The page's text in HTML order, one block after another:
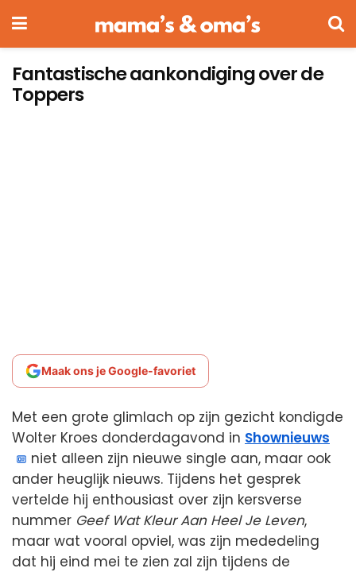
Fantastische aankondiging over de
Toppers
Maak ons je Google-favoriet
Met een grote glimlach op zijn gezicht kondigde
Wolter Kroes donderdagavond in Shownieuws
niet alleen zijn nieuwe single aan, maar ook
ander heuglijk nieuws. Tijdens het gesprek
vertelde hij enthousiast over zijn kersverse
nummer Geef Wat Kleur Aan Heel Je Leven,
maar wat vooral opviel, was zijn mededeling
dat hij eind mei te zien zal zijn tijdens de